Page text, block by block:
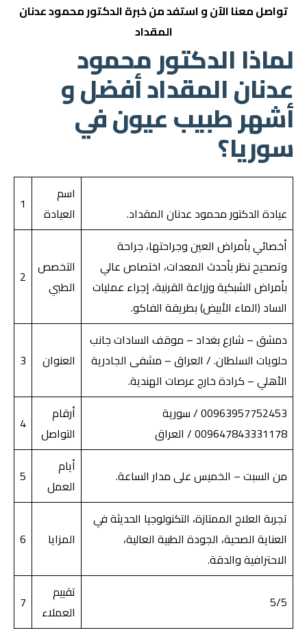
تواصل معنا الآنو استفد من خبرة الدكتورمحمود عدنان
المقداد
لماذا الدكتور محمود
عدنان المقداد أفضل و
أشهر طبيب عيون في
سوريا؟
عيادة الدكتور محمود عدنان المقداد.
اسم
العيادة
1
أخصائي بأمراض العين وجراحتها، جراحة
وتصحيح نظر بأحدث المعدات، اختصاص عالي
بأمراض الشبكية وزراعة القرنية، إجراء عمليات
الساد (الماء الأبيض) بطريقة الفاكو.
التخصص
الطبي
2
دمشق – شارع بغداد – موقف السادات جانب
حلويات السلطان. / العراق – مشفى الجادرية
الأهلي – كرادة خارج عرصات الهندية.
العنوان 3
00963957752453 / سورية
009647843331178 / العراق
أرقام
التواصل
4
من السبت – الخميس على مدار الساعة.
أيام
العمل
5
تجربة العلاج الممتازة، التكنولوجيا الحديثة في
العناية الصحية، الجودة الطبية العالية،
الاحترافية والدقة.
المزايا 6
5/5
تقييم
العملاء
7